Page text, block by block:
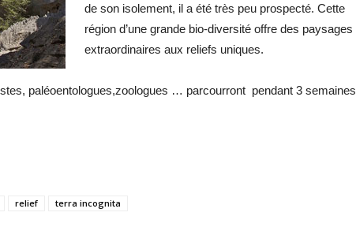
de son isolement, il a été très peu prospecté. Cette
région d’une grande bio-diversité offre des paysages
extraordinaires aux reliefs uniques.
paléoentologues,zoologues … parcourront pendant 3 semaines
relief terra incognita